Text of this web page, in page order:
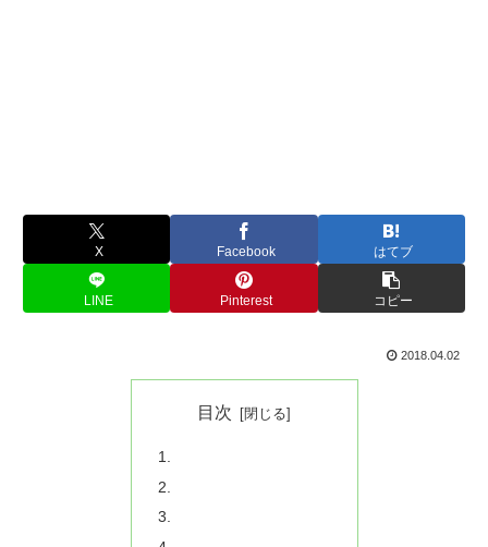
X Facebook はてブ
LINE Pinterest コピー
2018.04.02
目次